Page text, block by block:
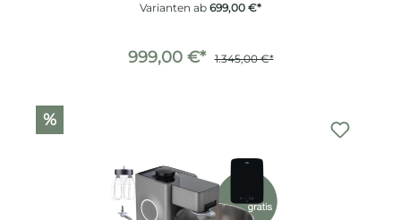
Varianten ab 699,00 €*
999,00 €* 1.345,00 €*
%